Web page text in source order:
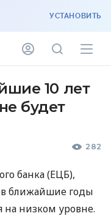
УСТАНОВИТЬ
10 лет
будет
282
банка (ЕЦБ),
ближайшие годы
на низком уровне.